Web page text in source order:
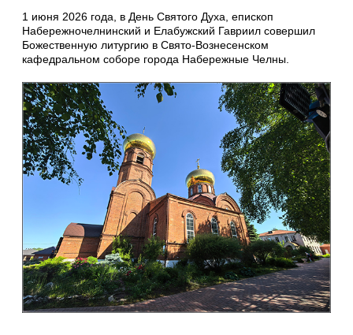
1 июня 2026 года, в День Святого Духа, епископ
Набережночелнинский и Елабужский Гавриил совершил
Божественную литургию в Свято-Вознесенском
кафедральном соборе города Набережные Челны.